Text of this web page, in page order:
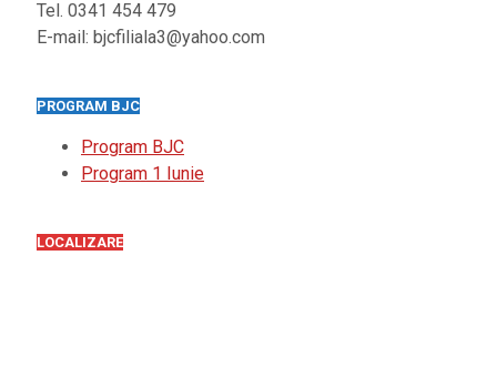
Tel. 0341 454 479
E-mail: bjcfiliala3@yahoo.com
PROGRAM BJC
Program BJC
Program 1 Iunie
LOCALIZARE